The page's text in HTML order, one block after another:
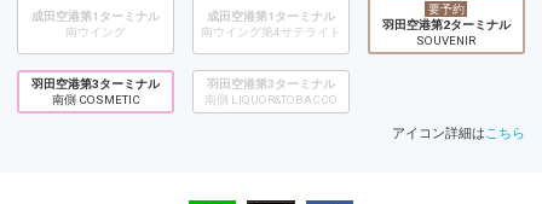
成田空港第1ターミナル
南ウイング
成田空港第1ターミナル
南ウイング第4サテライト
要予約
羽田空港第2ターミナル
SOUVENIR
羽田空港第3ターミナル
南側 COSMETIC
羽田空港第3ターミナル
南側 LIQUOR&TOBACCO
アイコン詳細はこちら